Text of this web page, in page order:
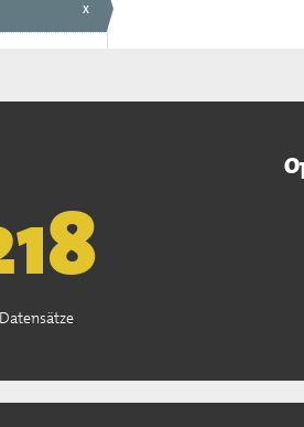
x
Datensätze